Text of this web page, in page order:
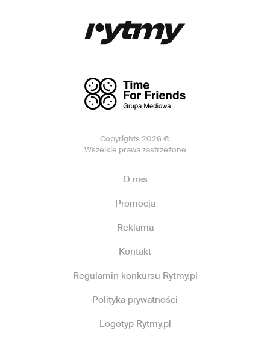
Copyrights 2026 ©
Wszelkie prawa zastrzeżone
O nas
Promocja
Reklama
Kontakt
Regulamin konkursu Rytmy.pl
Polityka prywatności
Logotyp Rytmy.pl